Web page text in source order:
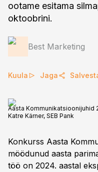
ootame esitama
oktoobrini.
Best Marketing
Kuula Jaga
Aasta Kommunikatsioonijuhid
Katre Kärner, SEB Pank
Konkurss Aasta
möödunud aasta
töö on 2024. aastal